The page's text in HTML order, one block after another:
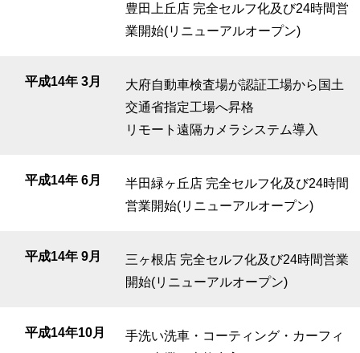
豊田上丘店 完全セルフ化及び24時間営
業開始(リニューアルオープン)
平成14年 3月
大府自動車検査場が認証工場から国土
交通省指定工場へ昇格
リモート遠隔カメラシステム導入
平成14年 6月
半田緑ヶ丘店 完全セルフ化及び24時間
営業開始(リニューアルオープン)
平成14年 9月
三ヶ根店 完全セルフ化及び24時間営業
開始(リニューアルオープン)
平成14年10月
手洗い洗車・コーティング・カーフィ